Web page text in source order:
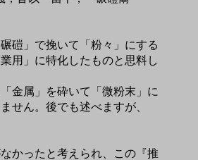
磑」で挽いて「粉々」にする
用」に特化したものと思料し
金属」を砕いて「微粉末」に
せん。後でも述べますが、
かったと考えられ、この『推